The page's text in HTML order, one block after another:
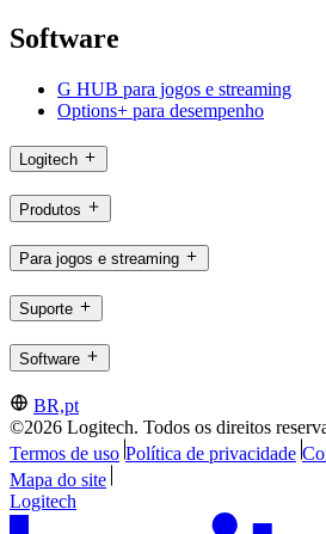
Software
G HUB para jogos e streaming
Options+ para desempenho
Logitech
Produtos
Para jogos e streaming
Suporte
Software
BR,pt
©2026 Logitech. Todos os direitos
Termos de uso Política de privacidade
Mapa do site
Logitech